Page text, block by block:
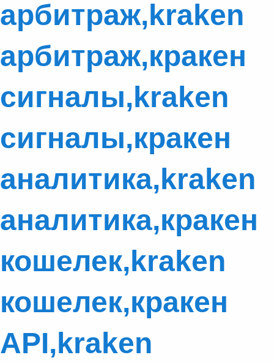
арбитраж,kraken
арбитраж,кракен
сигналы,kraken
сигналы,кракен
аналитика,kraken
аналитика,кракен
кошелек,kraken
кошелек,кракен
API,kraken